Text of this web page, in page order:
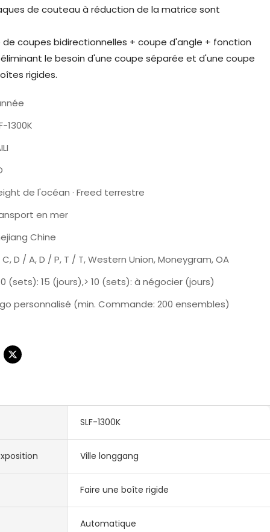
de couteau à réduction de la matrice sont
coupes bidirectionnelles + coupe d'angle + fonction
le besoin d'une coupe séparée et d'une coupe
rigides.
1300K
de l'océan · Freed terrestre
en mer
Chine
C, D / A, D / P, T / T, Western Union, Moneygram, OA
(sets): 15 (jours),> 10 (sets): à négocier (jours)
personnalisé (min. Commande: 200 ensembles)
SLF-1300K
Ville longgang
Faire une boîte rigide
Automatique